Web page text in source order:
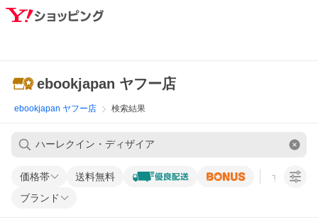
ebookjapan ヤフー店
ebookjapan ヤフー店 検索結果
価格帯 送料無料 すべての条
ブランド